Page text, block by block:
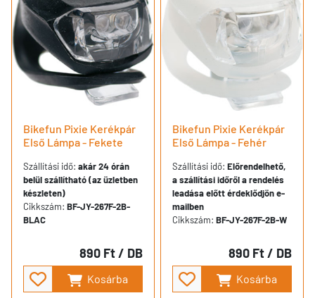
Bikefun Pixie Kerékpár
Első Lámpa - Fekete
Szállítási idő: akár 24 órán
belül szállítható (az üzletben
készleten)
Cikkszám: BF-JY-267F-2B-
BLAC
890 Ft/ DB
Kosárba
Bikefun Pixie Kerékpár
Első Lámpa - Fehér
Szállítási idő: Előrendelhető,
a szállítási időről a rendelés
leadása előtt érdeklődjön e-
mailben
Cikkszám: BF-JY-267F-2B-W
890 Ft/ DB
Kosárba